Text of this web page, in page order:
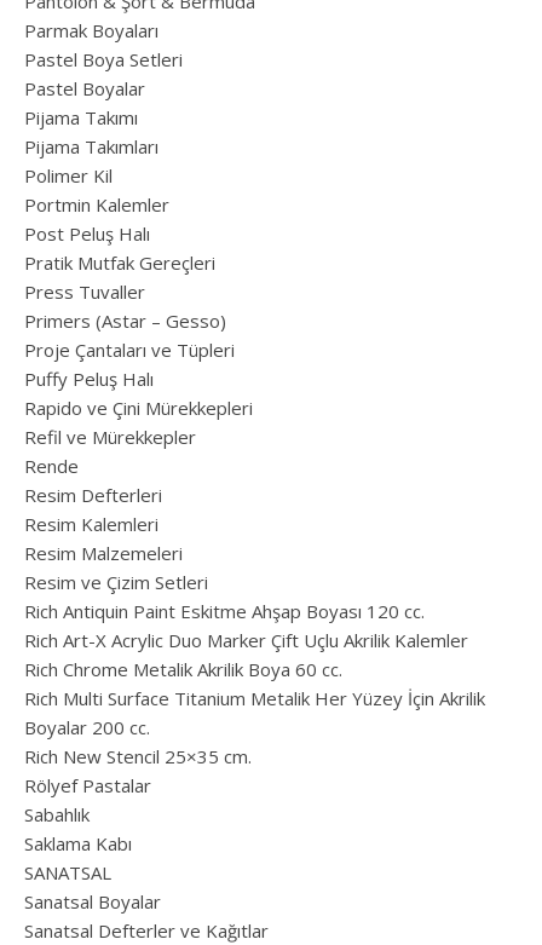
Parmak Boyaları
Pastel Boya Setleri
Pastel Boyalar
Pijama Takımı
Pijama Takımları
Polimer Kil
Portmin Kalemler
Post Peluş Halı
Pratik Mutfak Gereçleri
Press Tuvaller
Primers (Astar – Gesso)
Proje Çantaları ve Tüpleri
Puffy Peluş Halı
Rapido ve Çini Mürekkepleri
Refil ve Mürekkepler
Rende
Resim Defterleri
Resim Kalemleri
Resim Malzemeleri
Resim ve Çizim Setleri
Rich Antiquin Paint Eskitme Ahşap Boyası 120 cc.
Rich Art-X Acrylic Duo Marker Çift Uçlu Akrilik Kalemler
Rich Chrome Metalik Akrilik Boya 60 cc.
Rich Multi Surface Titanium Metalik Her Yüzey İçin Akrilik
Boyalar 200 cc.
Rich New Stencil 25×35 cm.
Rölyef Pastalar
Sabahlık
Saklama Kabı
SANATSAL
Sanatsal Boyalar
Sanatsal Defterler ve Kağıtlar